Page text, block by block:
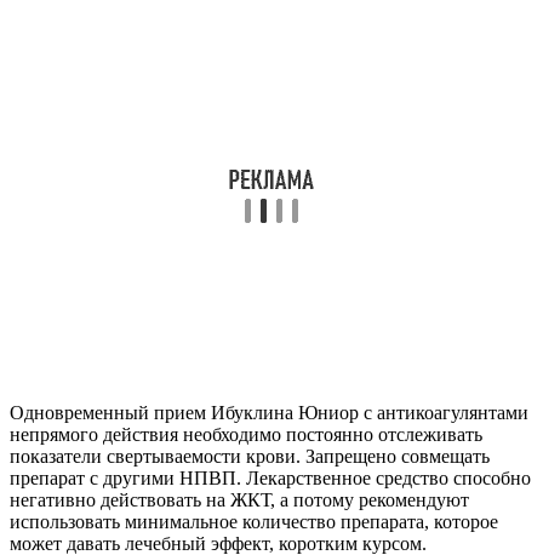
Одновременный прием Ибуклина Юниор с антикоагулянтами
непрямого действия необходимо постоянно отслеживать
показатели свертываемости крови. Запрещено совмещать
препарат с другими НПВП. Лекарственное средство способно
негативно действовать на ЖКТ, а потому рекомендуют
использовать минимальное количество препарата, которое
может давать лечебный эффект, коротким курсом.